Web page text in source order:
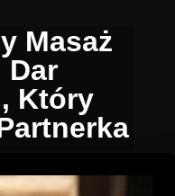
Masaż
Dar
Który